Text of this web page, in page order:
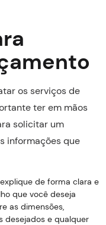
os serviços de
ter em mãos
solicitar um
informações que
de forma clara e
que você deseja
as dimensões,
desejados e qualquer